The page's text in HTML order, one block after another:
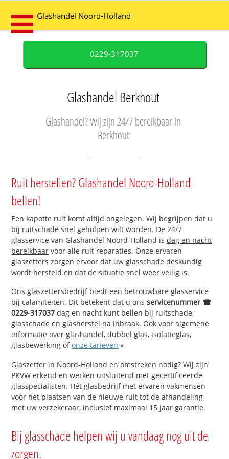
Glashandel Noord-Holland
0229-317037
Glashandel Berkhout
Glashandel? Wij zijn 24/7 bereikbaar in
Berkhout
Ruit herstellen? Glashandel Noord-Holland
bellen!
Een kapotte ruit komt altijd ongelegen. Wij begrijpen dat u
bij ruitschade snel geholpen wilt worden. De 24/7
glasservice van Glashandel Noord-Holland isdag en nacht
bereikbaar voor alle ruit reparaties. Onze ervaren
glaszetters zorgen ervoor dat uw glasschade deskundig
wordt hersteld en dat de situatie snel weer veilig is.
Ons glaszettersbedrijf biedt een betrouwbare glasservice
bij calamiteiten. Dit betekent dat u onsservicenummer ☎
0229-317037 dag en nacht kunt bellen bij ruitschade,
glasschade en glasherstel na inbraak. Ook voor algemene
informatie over glashandel, dubbel glas, isolatieglas,
glasbewerking ofonze tarieven »
Glaszetter in Noord-Holland en omstreken nodig? Wij zijn
PKVW erkend en werken uitsluitend met gecertificeerde
glasspecialisten. Hét glasbedrijf met ervaren vakmensen
voor het plaatsen van de nieuwe ruit tot de afhandeling
met uw verzekeraar, inclusief maximaal 15 jaar garantie.
Bij glasschade helpen wij u vandaag nog uit de
zorgen.